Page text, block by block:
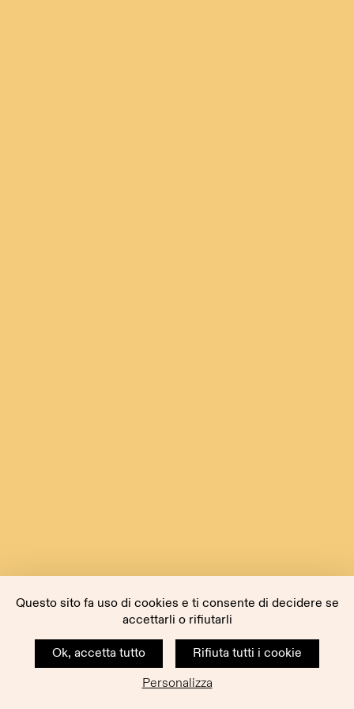
Questo sito fa uso di cookies e ti consente di decidere se
accettarli o rifiutarli
Ok, accetta tutto
Rifiuta tutti i cookie
Personalizza